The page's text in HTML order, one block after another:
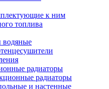
к ним
топлива
водяные
радиаторы
радиаторы
и настенные